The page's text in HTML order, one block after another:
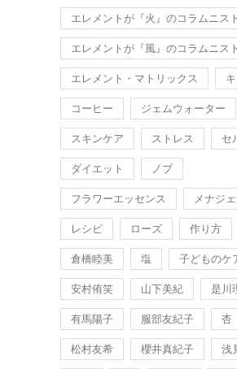
エレメントが『火』のコラムニスト
エレメントが『風』のコラムニスト
エレメント・マトリックス
コーヒー ジェムウォーター
スキンケア ストレス セ
ダイエット ノブ
フラワーエッセンス メナジ
レシピ ローズ 作り方
倉橋睦美 塩 子どものケ
安村侑笑 山下美紀 是川
有馬陽子 服部友紀子 杏
松村友希 櫻井真紀子 浅